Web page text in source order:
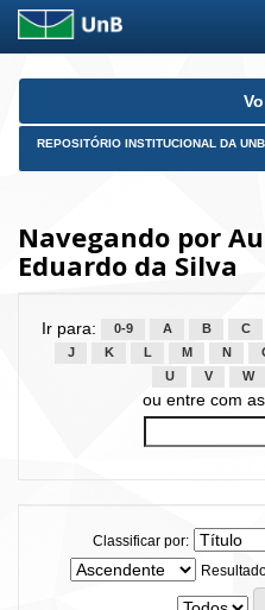
Skip
REPOSITÓRIO INSTITUCIONAL DA UNB
Navegando por
Eduardo da Silva
Ir para: 0-9 A B C
J
K L M N
U
V W
ou entre com
Classificar por: